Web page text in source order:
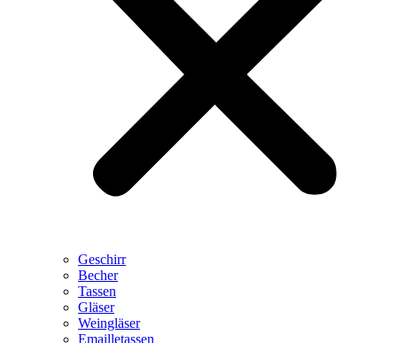
Geschirr
Becher
Tassen
Gläser
Weingläser
Emailletassen